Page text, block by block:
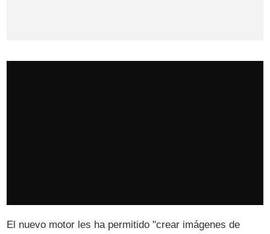
El nuevo motor les ha permitido "crear imágenes de